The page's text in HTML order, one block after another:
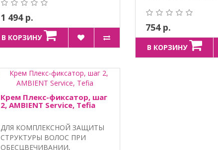
1 494 р.
В КОРЗИНУ
754 р.
В КОРЗИНУ
Крем Плекс-фиксатор, шаг
2, AMBIENT Service, Tefia
ДЛЯ КОМПЛЕКСНОЙ ЗАЩИТЫ
СТРУКТУРЫ ВОЛОС ПРИ
ОБЕСЦВЕЧИВАНИИ,